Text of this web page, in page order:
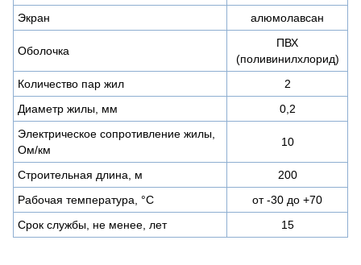
Экран
алюмолавсан
Оболочка
ПВХ
(поливинилхлорид)
Количество пар жил
2
Диаметр жилы, мм
0,2
Электрическое сопротивление жилы,
Ом/км
10
Строительная длина, м
200
Рабочая температура, °С
от -30 до +70
Срок службы, не менее, лет
15